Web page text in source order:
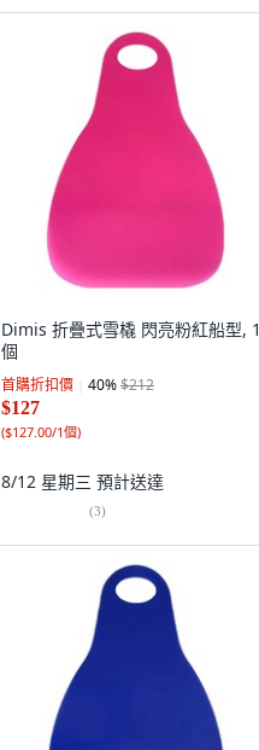
Dimis 折疊式雪橇 閃亮粉紅船型, 1
個
首購折扣價 40%$212
$127
($127.00/1個)
8/12 星期三 預計送達
(3)